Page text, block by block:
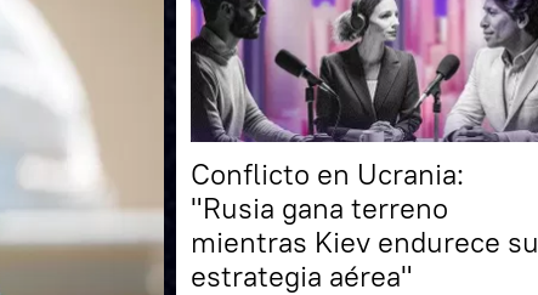
Conflicto en Ucrania:
"Rusia gana terreno
mientras Kiev endurece su
estrategia aérea"